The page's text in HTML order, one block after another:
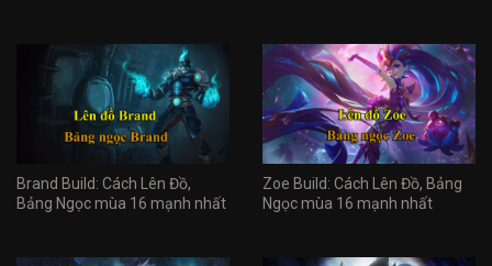
Brand Build: Cách Lên Đồ,
Bảng Ngọc mùa 16 mạnh nhất
Zoe Build: Cách Lên Đồ, Bảng
Ngọc mùa 16 mạnh nhất